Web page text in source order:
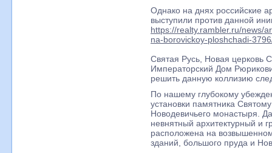
Однако на днях российские
выступили против данной
https://realty.rambler.ru/news/
na-borovickoy-ploshchadi-
Святая Русь, Новая церковь
Императорский Дом
решить данную коллизию
По нашему глубокому
установки памятника
Новодевичьего монастыря.
невнятный архитектурный и
расположена на
зданий, большого пруда и